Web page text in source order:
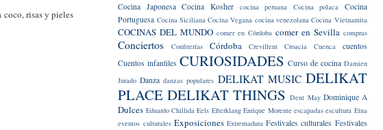
coco, risas y pieles
Cocina Japonesa Cocina Kosher cocina peruana Cocina polaca
Cocina
Portuguesa Cocina Siciliana Cocina Vegana cocina venezolana Cocina Vietnamita
COCINAS DEL MUNDO comer en Córdoba comer en Sevilla compras
Conciertos Confiterías Córdoba Crevillent Croacia Cuenca
cuentos
Cuentos infantiles CURIOSIDADES Curso de cocina Damien
Jurado Danza danzas populares DELIKAT MUSIC DELIKAT
PLACE DELIKAT THINGS Dent May Dominique A
Dulces Eduardo Chillida Eels Efterklang Enrique Morente escapadas escultura Etna
eventos culturales Exposiciones Extremadura Festivales culturales Festivales